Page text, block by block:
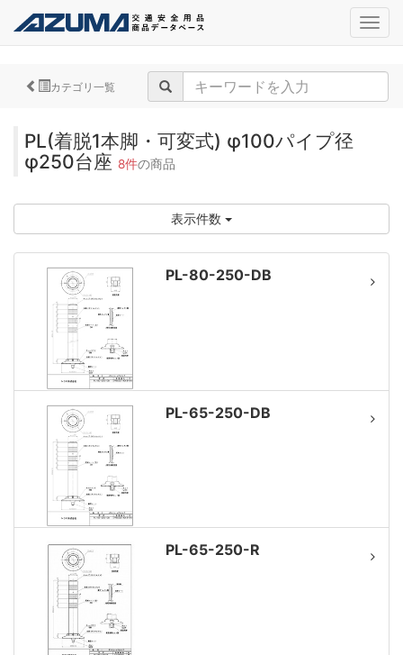
カテゴリ一覧
PL(着脱1本脚・可変式) φ100パイプ径
φ250台座 8件の商品
表示件数
PL-80-250-DB
PL-65-250-DB
PL-65-250-R